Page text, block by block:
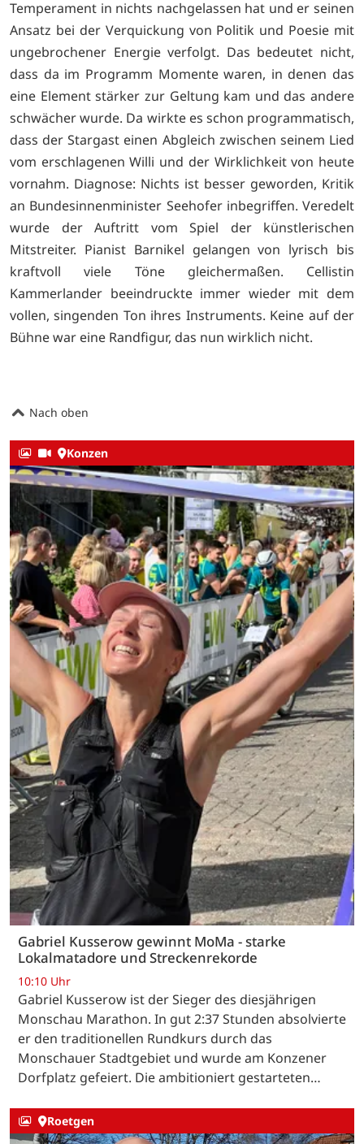
Temperament in nichts nachgelassen hat und er seinen
Ansatz bei der Verquickung von Politik und Poesie mit
ungebrochener Energie verfolgt. Das bedeutet nicht,
dass da im Programm Momente waren, in denen das
eine Element stärker zur Geltung kam und das andere
schwächer wurde. Da wirkte es schon programmatisch,
dass der Stargast einen Abgleich zwischen seinem Lied
vom erschlagenen Willi und der Wirklichkeit von heute
vornahm. Diagnose: Nichts ist besser geworden, Kritik
an Bundesinnenminister Seehofer inbegriffen. Veredelt
wurde der Auftritt vom Spiel der künstlerischen
Mitstreiter. Pianist Barnikel gelangen von lyrisch bis
kraftvoll viele Töne gleichermaßen. Cellistin
Kammerlander beeindruckte immer wieder mit dem
vollen, singenden Ton ihres Instruments. Keine auf der
Bühne war eine Randfigur, das nun wirklich nicht.
Nach oben
Konzen
Gabriel Kusserow gewinnt MoMa - starke
Lokalmatadore und Streckenrekorde
10:10 Uhr
Gabriel Kusserow ist der Sieger des diesjährigen
Monschau Marathon. In gut 2:37 Stunden absolvierte
er den traditionellen Rundkurs durch das
Monschauer Stadtgebiet und wurde am Konzener
Dorfplatz gefeiert. Die ambitioniert gestarteten…
Roetgen